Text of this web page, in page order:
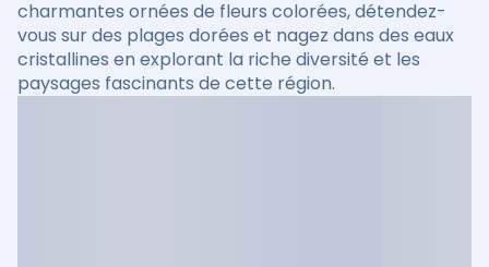
charmantes ornées de fleurs colorées, détendez-
vous sur des plages dorées et nagez dans des eaux
cristallines en explorant la riche diversité et les
paysages fascinants de cette région.